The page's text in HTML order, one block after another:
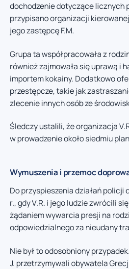
dochodzenie dotyczące licznych
przypisano organizacji
jego zastępcę F.M.
Grupa ta współpracowała z
również zajmowała się uprawą i
importem kokainy. Dodatkowo
przestępcze, takie jak
zlecenie innych osób ze
Śledczy ustalili, że organizacja
w prowadzenie około siedmiu
Wymuszenia i przemoc
Do przyspieszenia działań policji
r., gdy V.R. i jego ludzie zwrócili
żądaniem wywarcia presji na
odpowiedzialnego za nieudany
Nie był to odosobniony
J. przetrzymywali obywatela